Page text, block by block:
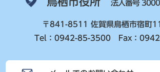
法人番号
〒841-8511 佐賀県鳥栖市宿町
Tel：0942-85-3500 Fax：